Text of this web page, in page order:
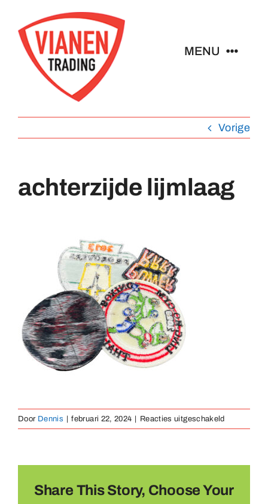
naar
inhoud
MENU
Buttons
Sleutelhangers
Medailles
Magneten
Vorige
achterzijde lijmlaag
Door Dennis februari 22, 2024 Reacties uitgeschakeldvoor
achterzijde
Share This Story, Choose Your